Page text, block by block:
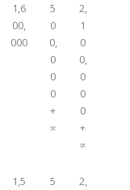
1,6
00,
000
5
0
0,
0
0
0
+
∝
2,
1
0
0,
0
0
0
+
∝
1,5
5
2,